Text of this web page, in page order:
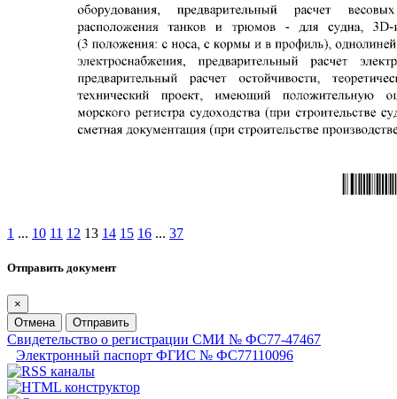
1 ... 10 11 12 13 14 15 16 ... 37
Отправить документ
×
Отмена
Отправить
Свидетельство о регистрации СМИ № ФС77-47467
Электронный паспорт ФГИС № ФС77110096